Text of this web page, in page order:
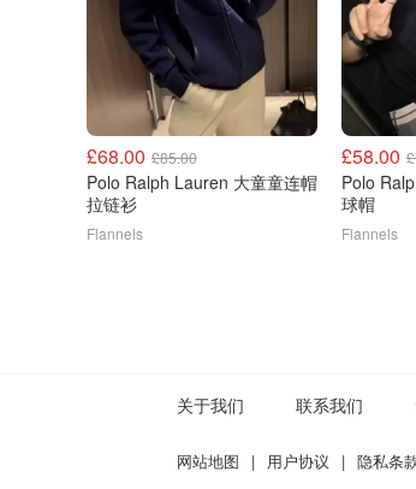
£68.00 £85.00
Polo Ralph Lauren 大童童连帽
拉链衫
Flannels
£58.00
Polo
球帽
Flannels
关于我们 联系我们
网站地图 | 用户协议 | 隐私条